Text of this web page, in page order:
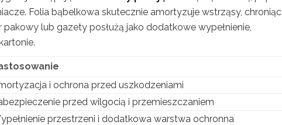
Folia bąbelkowa skutecznie amortyzuje wstrząsy, chroniąc
lub gazety posłużą jako dodatkowe wypełnienie,
i ochrona przed uszkodzeniami
przed wilgocią i przemieszczaniem
przestrzeni i dodatkowa warstwa ochronna